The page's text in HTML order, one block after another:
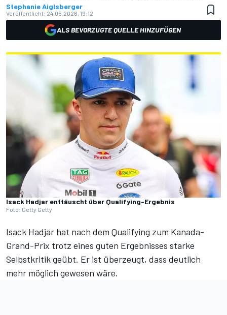
Stephanie Aiglsberger
Veröffentlicht: 24.05.2026, 19:12
ALS BEVORZUGTE QUELLE HINZUFÜGEN
Isack Hadjar enttäuscht über Qualifying-Ergebnis
Foto: Getty Getty
Isack Hadjar hat nach dem Qualifying zum Kanada-
Grand-Prix trotz eines guten Ergebnisses starke
Selbstkritik geübt. Er ist überzeugt, dass deutlich
mehr möglich gewesen wäre.